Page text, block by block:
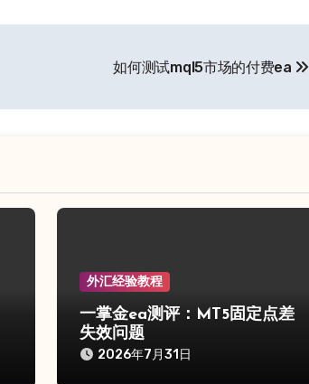
如何测试mql5市场的付费ea
外汇经验教程
一掌金ea测评：MT5固定点差
失效问题
2026年7月31日